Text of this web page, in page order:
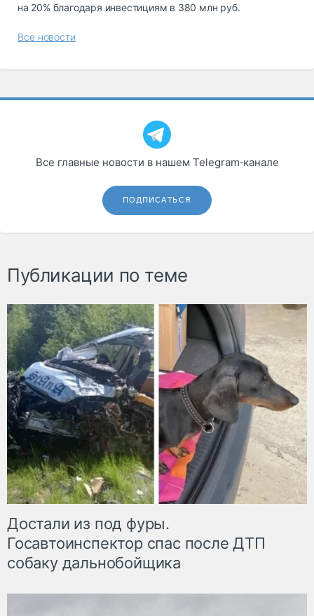
на 20% благодаря инвестициям в 380 млн руб.
Все новости
Все главные новости в нашем Telegram‑канале
ПОДПИСАТЬСЯ
Публикации по теме
Достали из под фуры.
Госавтоинспектор спас после ДТП
собаку дальнобойщика